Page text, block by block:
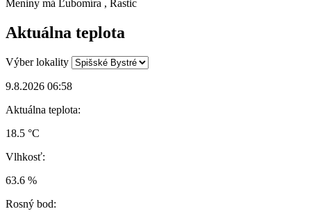
Meniny má Ľubomíra , Rastic
Aktuálna teplota
Výber lokality
9.8.2026 06:58
Aktuálna teplota:
18.5 °C
Vlhkosť:
63.6 %
Rosný bod: